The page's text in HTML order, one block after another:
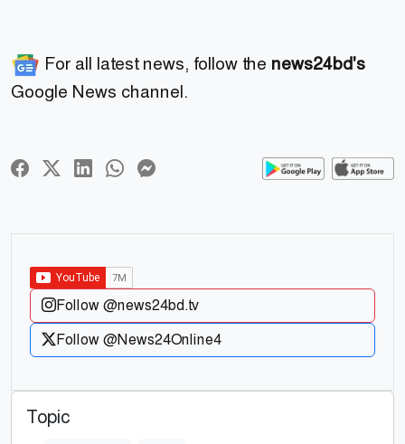
For all latest news, follow the news24bd's
Google News channel.
Follow @news24bd.tv
Follow @News24Online4
Topic